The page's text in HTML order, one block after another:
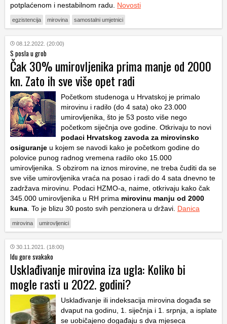
potplaćenom i nestabilnom radu. Novosti
egzistencija mirovina samostalni umjetnici
08.12.2022. (20:00)
S posla u grob
Čak 30% umirovljenika prima manje od 2000
kn. Zato ih sve više opet radi
Početkom studenoga u Hrvatskoj je primalo
mirovinu i radilo (do 4 sata) oko 23.000
umirovljenika, što je 53 posto više nego
početkom siječnja ove godine. Otkrivaju to novi
podaci Hrvatskog zavoda za mirovinsko
osiguranje u kojem se navodi kako je početkom godine do
polovice punog radnog vremena radilo oko 15.000
umirovljenika. S obzirom na iznos mirovine, ne treba čuditi da se
sve više umirovljenika vraća na posao i radi do 4 sata dnevno te
zadržava mirovinu. Podaci HZMO-a, naime, otkrivaju kako čak
345.000 umirovljenika u RH prima mirovinu manju od 2000
kuna. To je blizu 30 posto svih penzionera u državi. Danica
mirovina umirovljenici
30.11.2021. (18:00)
Idu gore svakako
Usklađivanje mirovina iza ugla: Koliko bi
mogle rasti u 2022. godini?
Usklađivanje ili indeksacija mirovina događa se
dvaput na godinu, 1. siječnja i 1. srpnja, a isplate
se uobičajeno događaju s dva mjeseca